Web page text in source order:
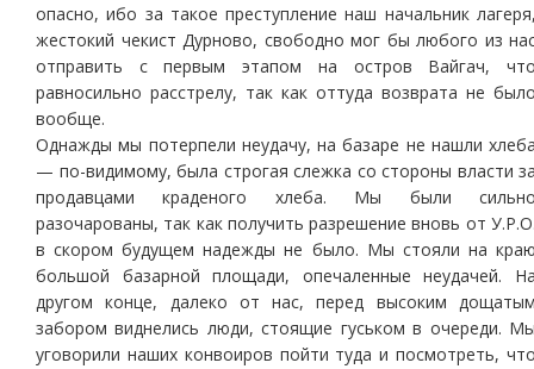
опасно, ибо за такое преступление наш начальник
жестокий чекист Дурново, свободно мог бы любого из
отправить с первым этапом на остров Вайгач,
равносильно расстрелу, так как оттуда возврата не
вообще.
Однажды мы потерпели неудачу, на базаре не нашли
— по-видимому, была строгая слежка со стороны власти
продавцами краденого хлеба. Мы были
разочарованы, так как получить разрешение вновь от
в скором будущем надежды не было. Мы стояли на
большой базарной площади, опечаленные неудачей.
другом конце, далеко от нас, перед высоким
забором виднелись люди, стоящие гуськом в очереди.
уговорили наших конвоиров пойти туда и посмотреть,